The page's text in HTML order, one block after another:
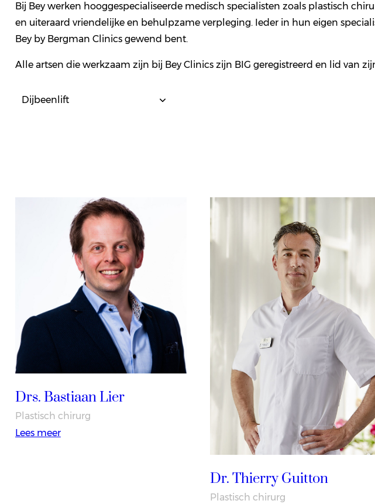
Bij Bey werken hooggespecialiseerde medisch specialisten zoals plastisch
en uiteraard vriendelijke en behulpzame verpleging. Ieder in hun eigen
Bey by Bergman Clinics gewend bent.
Alle artsen die werkzaam zijn bij Bey Clinics zijn BIG geregistreerd en lid van
Drs. Bastiaan Lier
Plastisch chirurg
Lees meer:
Dr. Thierry Guitton
Plastisch chirurg